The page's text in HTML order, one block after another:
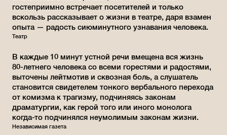
гостеприимно встречает посетителей и только
вскользь рассказывает о жизни в театре, даря взамен
опыта — радость сиюминутного узнавания человека.
Театр
В каждые 10 минут устной речи вмещена вся жизнь
80-летнего человека со всеми горестями и радостями,
выточены лейтмотив и сквозная боль, а слушатель
становится свидетелем тонкого вербального перехода
от комизма к трагизму, подчиняясь законам
драматургии, как герой того или иного монолога
когда-то подчинялся неумолимым законам жизни.
Независимая газета